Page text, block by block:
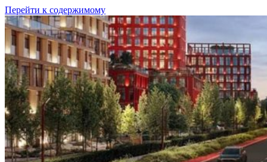
Перейти к содержимому